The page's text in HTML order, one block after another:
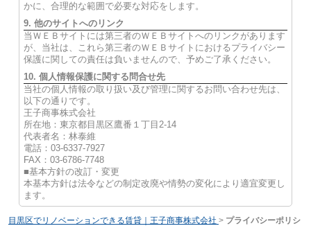
かに、合理的な範囲で必要な対応をします。
9. 他のサイトへのリンク
当ＷＥＢサイトには第三者のＷＥＢサイトへのリンクがあります
が、当社は、これら第三者のＷＥＢサイトにおけるプライバシー
保護に関しての責任は負いませんので、予めご了承ください。
10. 個人情報保護に関する問合せ先
当社の個人情報の取り扱い及び管理に関するお問い合わせ先は、
以下の通りです。
王子商事株式会社
所在地：東京都目黒区鷹番１丁目2-14
代表者名：林泰維
電話：03-6337-7927
FAX：03-6786-7748
■基本方針の改訂・変更
本基本方針は法令などの制定改廃や情勢の変化により適宜変更し
ます。
目黒区でリノベーションできる賃貸｜王子商事株式会社 > プライバシーポリシ